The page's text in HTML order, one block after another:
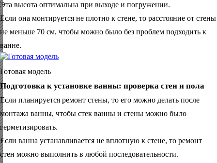
Эта высота оптимальна при выходе и погружении.
Если она монтируется не плотно к стене, то расстояние от стены
не меньше 70 см, чтобы можно было без проблем подходить к
ванне.
Готовая модель
Подготовка к установке ванны: проверка стен и пола
Если планируется ремонт стены, то его можно делать после
монтажа ванны, чтобы стек ванны и стены можно было
герметизировать.
Если ванна устанавливается не вплотную к стене, то ремонт
стен можно выполнить в любой последовательности.